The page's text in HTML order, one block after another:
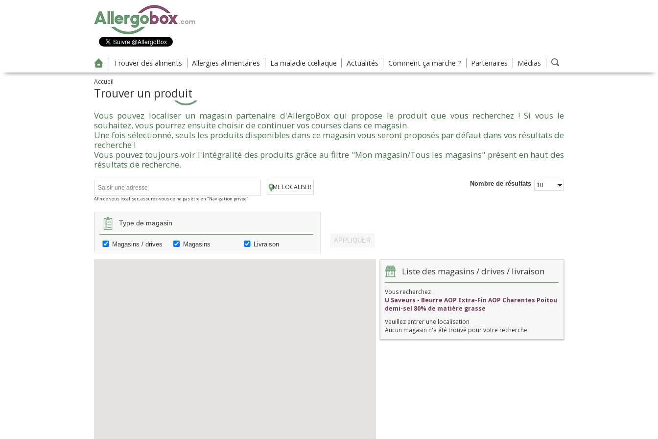
Trouver des aliments Allergies alimentaires La maladie cœliaque Actualités Comment ça marche ? Partenaires Médias
Accueil
Trouver un produit
Vous pouvez localiser un magasin partenaire d'AllergoBox qui propose le produit que vous recherchez ! Si vous le
souhaitez, vous pourrez ensuite choisir de continuer vos courses dans ce magasin.
Une fois sélectionné, seuls les produits disponibles dans ce magasin vous seront proposés par défaut dans vos résultats de
recherche !
Vous pouvez toujours voir l'intégralité des produits grâce au filtre "Mon magasin/Tous les magasins" présent en haut des
résultats de recherche.
Afin de vous localiser, assurez-vous de ne pas être en "Navigation privée"
ME LOCALISER
Type de magasin
Magasins / drives Magasins Livraison
Nombre de résultats 10
Liste des magasins / drives / livraison
Vous recherchez :
U Saveurs - Beurre AOP Extra-Fin AOP Charentes Poitou
demi-sel 80% de matière grasse
Veuillez entrer une localisation
Aucun magasin n'a été trouvé pour votre recherche.